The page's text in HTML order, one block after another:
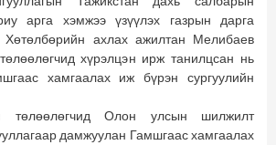
арга хэмжээ үзүүлэх газрын дарга
ахлах ажилтан Мелибаев
хүрэлцэн ирж танилцсан нь
хамгаалах иж бүрэн сургуулийн
төлөөлөгчид Олон улсын шилжилт
дамжуулан Гамшгаас хамгаалах